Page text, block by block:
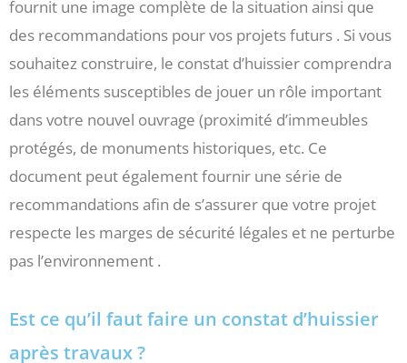
fournit une image complète de la situation ainsi que
des recommandations pour vos projets futurs . Si vous
souhaitez construire, le constat d’huissier comprendra
les éléments susceptibles de jouer un rôle important
dans votre nouvel ouvrage (proximité d’immeubles
protégés, de monuments historiques, etc. Ce
document peut également fournir une série de
recommandations afin de s’assurer que votre projet
respecte les marges de sécurité légales et ne perturbe
pas l’environnement .
Est ce qu’il faut faire un constat d’huissier
après travaux ?